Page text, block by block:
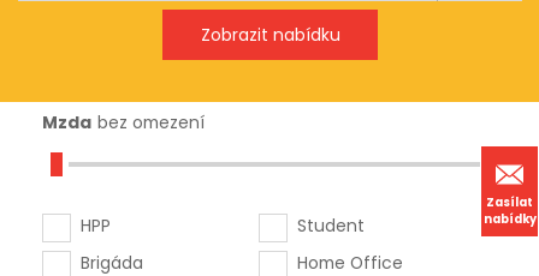
Zasílat
nabídky
Mzda bez omezení
HPP
Brigáda
Student
Home Office